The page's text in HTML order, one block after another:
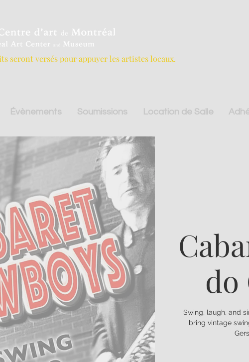
seront versés pour appuyer les artistes locaux.
Évènements Soumissions Location de Salle
do
Swing, laugh, and
bring vintage